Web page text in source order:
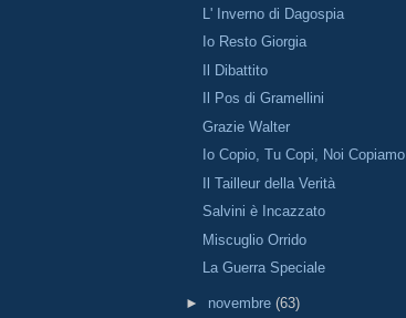
L' Inverno di Dagospia
Io Resto Giorgia
Il Dibattito
Il Pos di Gramellini
Grazie Walter
Io Copio, Tu Copi, Noi Copiamo
Il Tailleur della Verità
Salvini è Incazzato
Miscuglio Orrido
La Guerra Speciale
► novembre (63)